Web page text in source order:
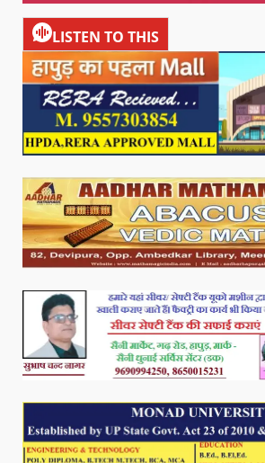
LISTEN TO THIS